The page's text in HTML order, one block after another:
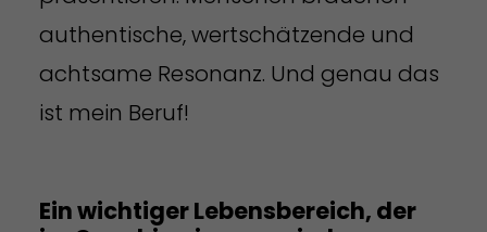
authentische, wertschätzende und
achtsame Resonanz. Und genau das
ist mein Beruf!
Ein wichtiger Lebensbereich, der